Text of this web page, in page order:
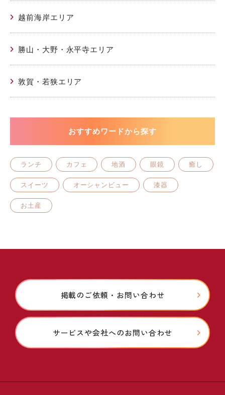
越前海岸エリア
勝山・大野・永平寺エリア
敦賀・若狭エリア
おすすめワードから探す
ランチ カフェ 地酒 眼鏡 癒し
スイーツ オーシャンビュー 漆器
お土産
掲載のご依頼・お問い合わせ
サービスや会社へのお問い合わせ